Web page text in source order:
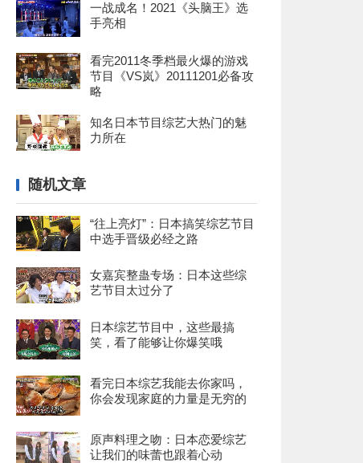
一战成名！2021《头脑王》选
手亮相
看完2011冬季档最火爆的游戏
节目《VS岚》20111201必备攻
略
知名日本节目综艺大热门的魅
力所在
随机文章
“往上亮灯”：日本搞笑综艺节目
中选手晋级必经之路
女嘉宾整蛊专场：日本这些综
艺节目太过分了
日本综艺节目中，这些最搞
笑，看了能够让你爆笑哦
看完日本综艺我能去你家吗，
你会发现家庭的力量是无穷的
原声料理之吻：日本恋爱综艺
让我们的味蕾也跟着心动